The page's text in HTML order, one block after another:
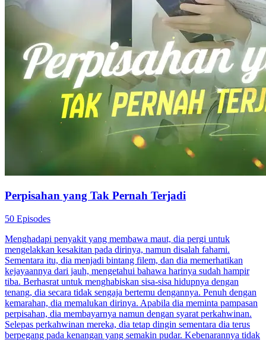
Perpisahan yang Tak Pernah Terjadi
50 Episodes
Menghadapi penyakit yang membawa maut, dia pergi untuk
mengelakkan kesakitan pada dirinya, namun disalah fahami.
Sementara itu, dia menjadi bintang filem, dan dia memerhatikan
kejayaannya dari jauh, mengetahui bahawa harinya sudah hampir
tiba. Berhasrat untuk menghabiskan sisa-sisa hidupnya dengan
tenang, dia secara tidak sengaja bertemu dengannya. Penuh dengan
kemarahan, dia memalukan dirinya. Apabila dia meminta pampasan
perpisahan, dia membayarnya namun dengan syarat perkahwinan.
Selepas perkahwinan mereka, dia tetap dingin sementara dia terus
berpegang pada kenangan yang semakin pudar. Kebenarannya tidak